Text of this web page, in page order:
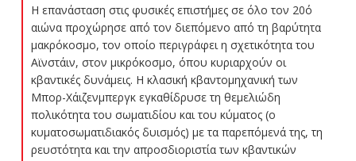
Η επανάσταση στις φυσικές επιστήμες σε όλο τον 20ό
αιώνα προχώρησε από τον διεπόμενο από τη βαρύτητα
μακρόκοσμο, τον οποίο περιγράφει η σχετικότητα του
Αϊνστάιν, στον μικρόκοσμο, όπου κυριαρχούν οι
κβαντικές δυνάμεις. Η κλασική κβαντομηχανική των
Μπορ-Χάιζενμπεργκ εγκαθίδρυσε τη θεμελιώδη
πολικότητα του σωματιδίου και του κύματος (ο
κυματοσωματιδιακός δυισμός) με τα παρεπόμενά της, τη
ρευστότητα και την απροσδιοριστία των κβαντικών